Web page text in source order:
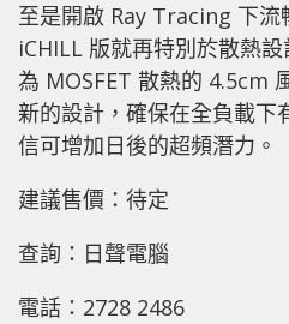
至是開啟 Ray Tracing 下
iCHILL 版就再特別於散熱
為 MOSFET 散熱的 4.5cm
新的設計，確保在全負載下
信可增加日後的超頻潛力。
建議售價：待定
查詢：日聲電腦
電話：2728 2486